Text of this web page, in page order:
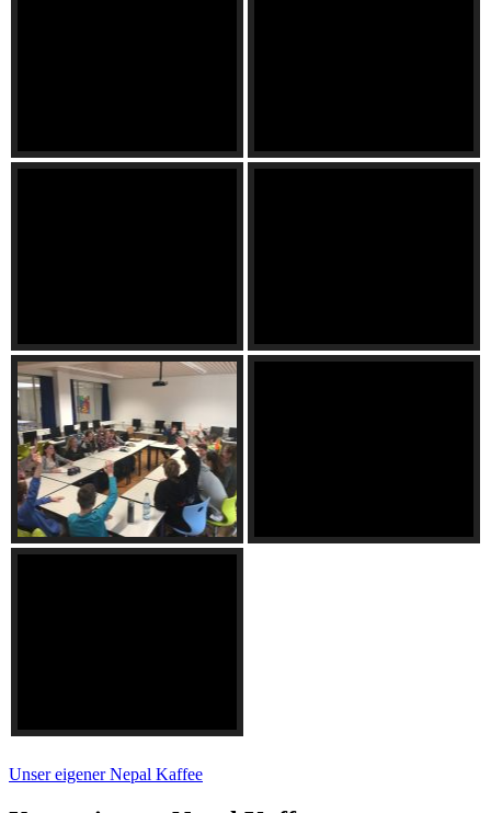
Unser eigener Nepal Kaffee